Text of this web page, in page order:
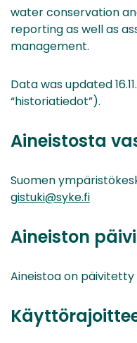
water conservation
reporting as well as
management.
Data was updated
“historiatiedot”).
Aineistosta
Suomen
gistuki@syke.fi
Aineiston
Aineistoa on päivitetty